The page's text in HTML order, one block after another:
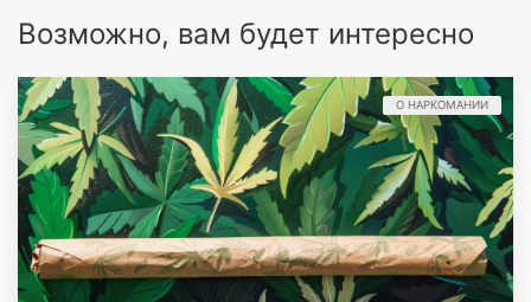
Возможно, вам будет интересно
О НАРКОМАНИИ